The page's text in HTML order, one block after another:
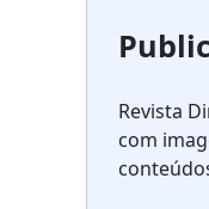
Revista
com